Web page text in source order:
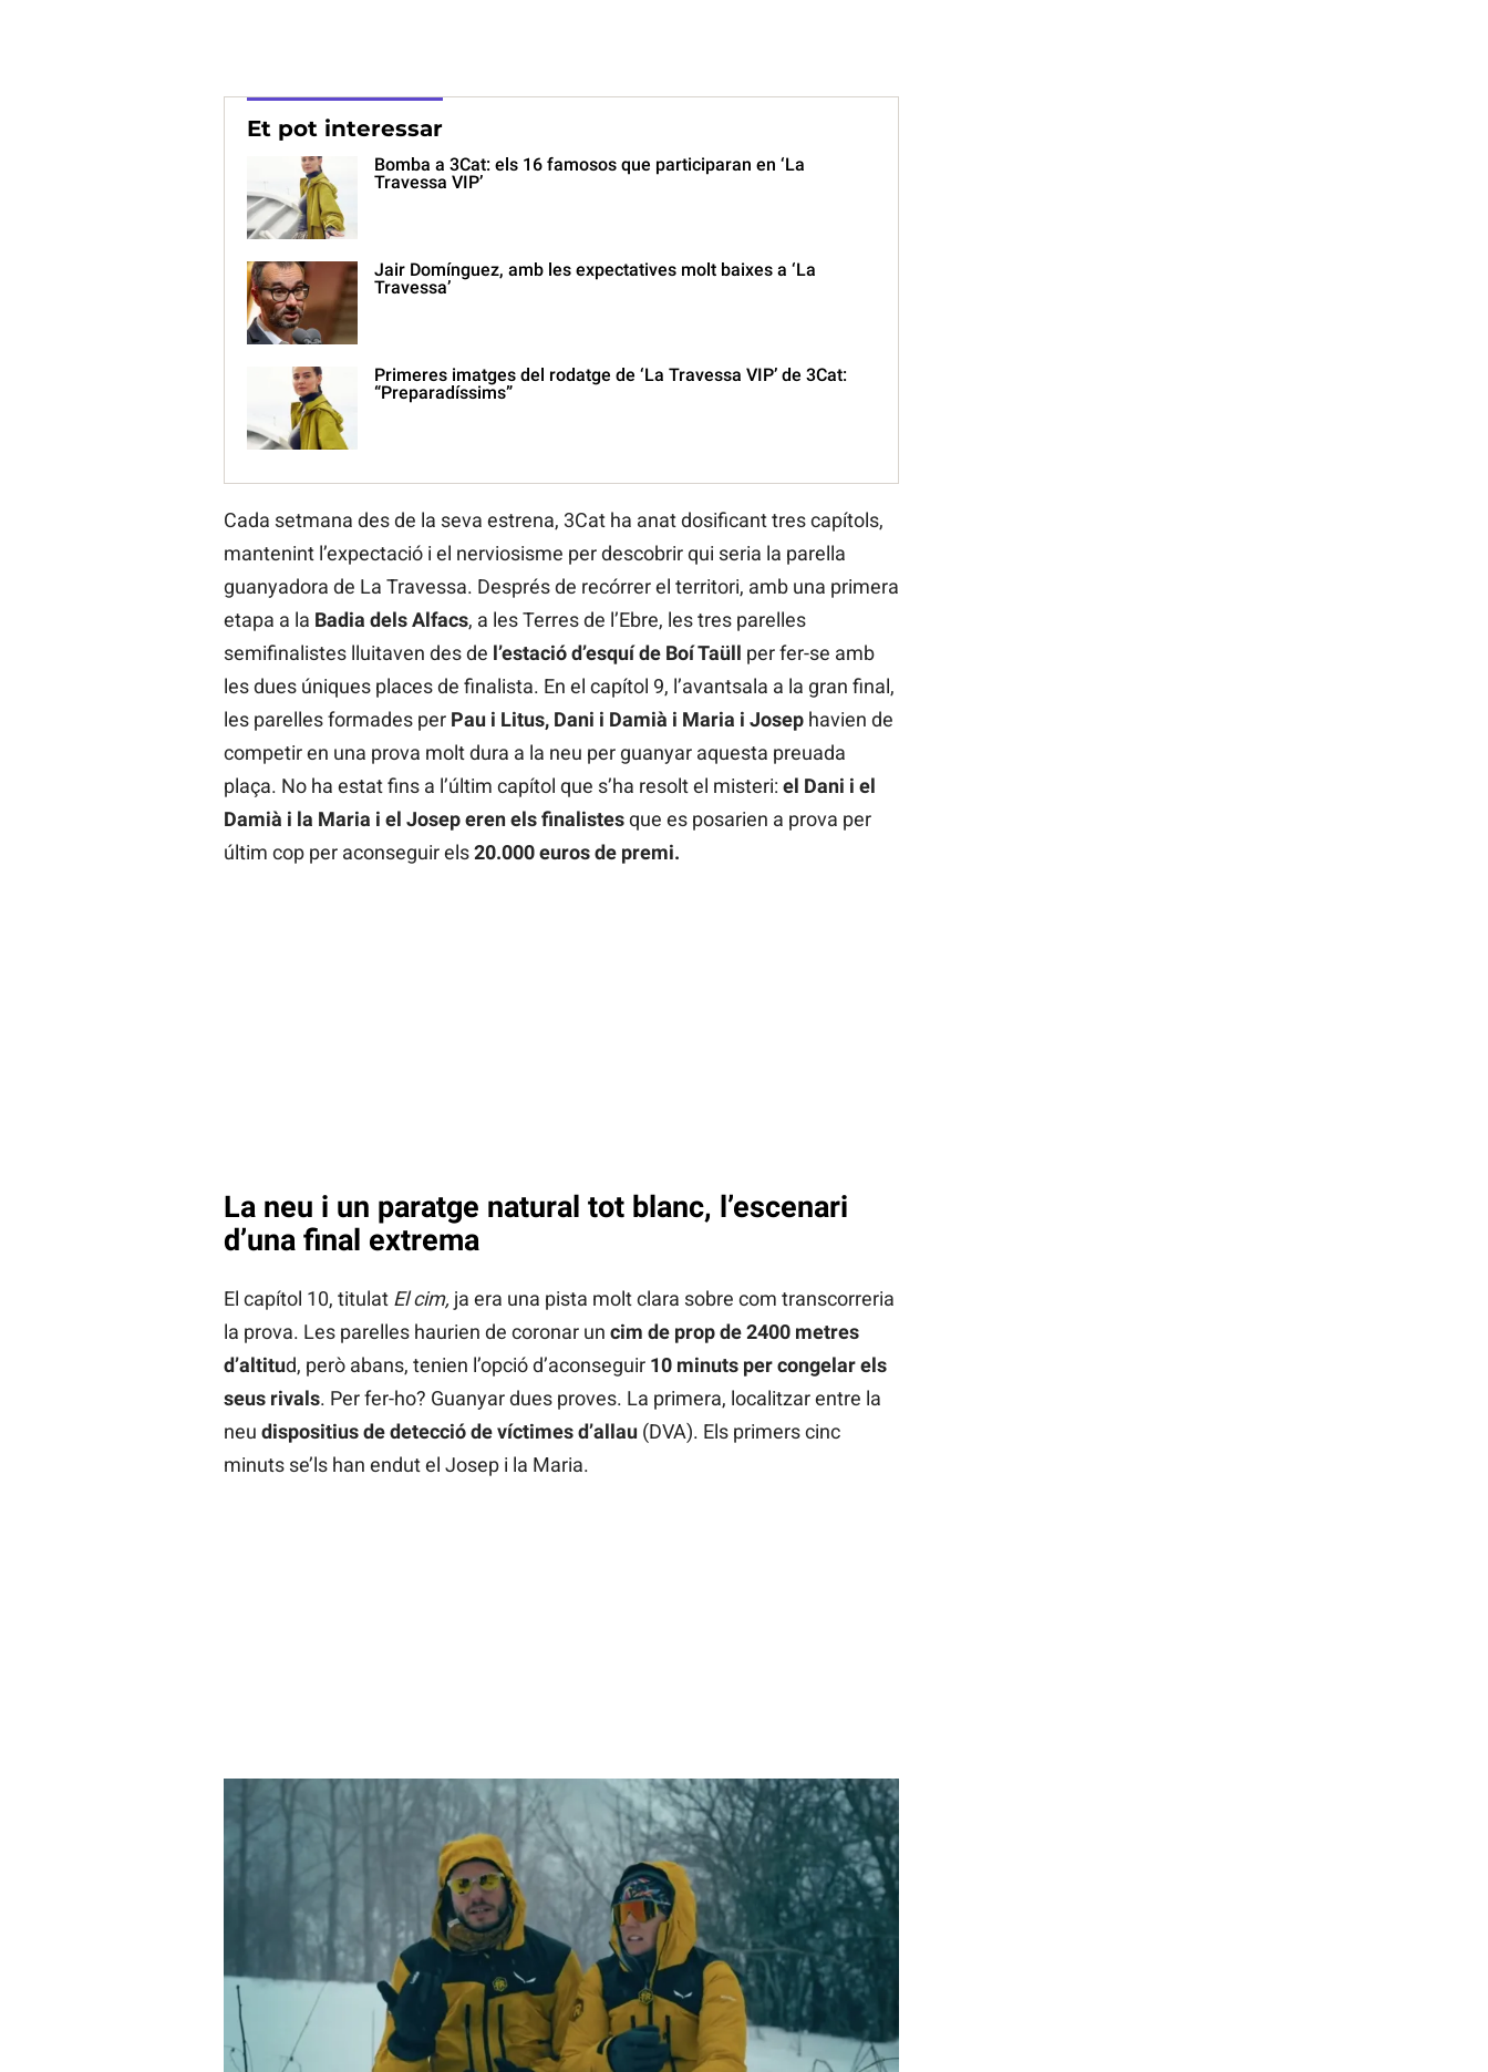
Et pot interessar
Bomba a 3Cat: els 16 famosos que participaran en ‘La
Travessa VIP’
Jair Domínguez, amb les expectatives molt baixes a ‘La
Travessa’
Primeres imatges del rodatge de ‘La Travessa VIP’ de 3Cat:
“Preparadíssims”
Cada setmana des de la seva estrena, 3Cat ha anat dosificant tres capítols,
mantenint l’expectació i el nerviosisme per descobrir qui seria la parella
guanyadora de La Travessa. Després de recórrer el territori, amb una primera
etapa a la Badia dels Alfacs, a les Terres de l’Ebre, les tres parelles
semifinalistes lluitaven des de l’estació d’esquí de Boí Taüll per fer-se amb
les dues úniques places de finalista. En el capítol 9, l’avantsala a la gran final,
les parelles formades per Pau i Litus, Dani i Damià i Maria i Josep havien de
competir en una prova molt dura a la neu per guanyar aquesta preuada
plaça. No ha estat fins a l’últim capítol que s’ha resolt el misteri: el Dani i el
Damià i la Maria i el Josep eren els finalistesque es posarien a prova per
últim cop per aconseguir els20.000 euros de premi.
La neu i un paratge natural tot blanc, l’escenari
d’una final extrema
El capítol 10, titulat El cim, ja era una pista molt clara sobre com transcorreria
la prova. Les parelles haurien de coronar un cim de prop de 2400 metres
d’altitud, però abans, tenien l’opció d’aconseguir 10 minuts per congelar els
seus rivals. Per fer-ho? Guanyar dues proves. La primera, localitzar entre la
neu dispositius de detecció de víctimes d’allau(DVA). Els primers cinc
minuts se’ls han endut el Josep i la Maria.